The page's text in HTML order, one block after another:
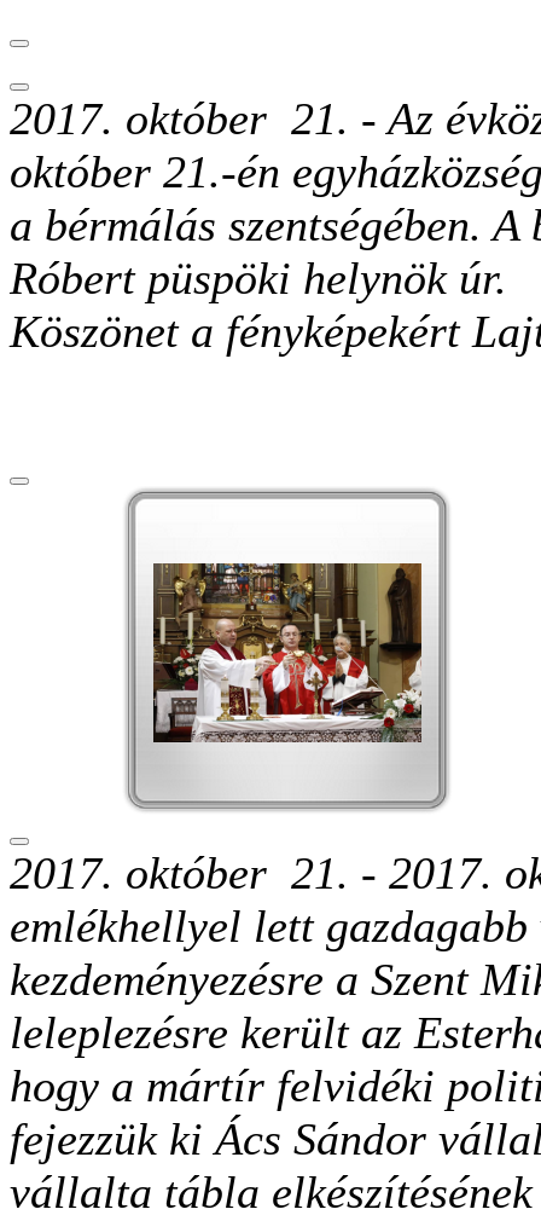
2017. október 21. -Az
október 21.-én
a bérmálás szentségében.
Róbert püspöki helynök úr.
Köszönet a fényképekért
2017. október 21. - 2017.
emlékhellyel lett
kezdeményezésre a Szent
leleplezésre került az
hogy a mártír felvidéki
fejezzük ki Ács Sándor
vállalta tábla